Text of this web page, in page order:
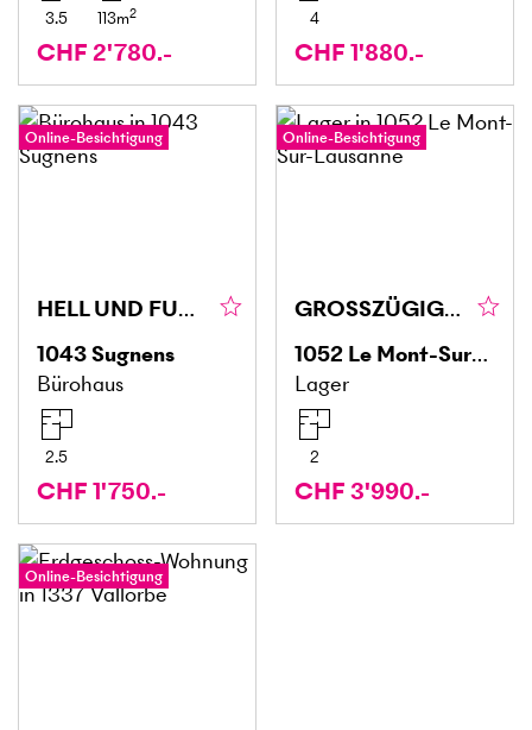
3.5 113m2
CHF 2'780.-
4
CHF 1'880.-
Online-Besichtigung
HELL UND FUNKTIONAL
1043Sugnens
Bürohaus
2.5
CHF 1'750.-
Online-Besichtigung
GROSSZÜGIGE FLÄCHE AN HERVORRAGENDER LAGE
1052 Le Mont-Sur-Lausanne
Lager
2
CHF 3'990.-
Online-Besichtigung